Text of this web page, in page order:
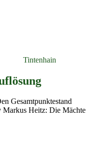
Tintenhain
Gesamtpunktestand
Markus Heitz: Die Mächte